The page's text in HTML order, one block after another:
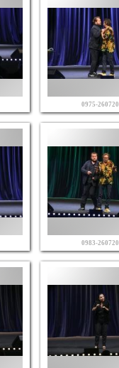
0975-260720
0983-260720